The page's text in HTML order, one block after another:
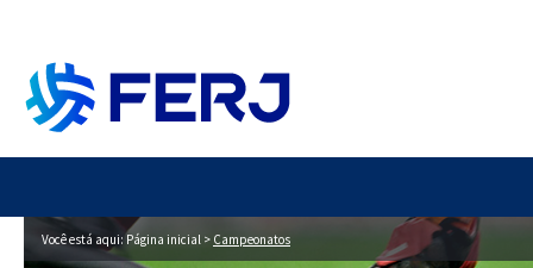
Você está aqui: Página inicial > Campeonatos